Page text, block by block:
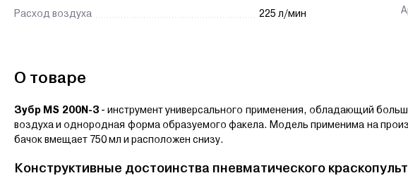
Расход воздуха
225 л/мин
О товаре
Зубр MS 200N-3- инструмент универсального применения, обладающий
воздуха и однородная форма образуемого факела. Модель применима на
бачок вмещает 750 мл и расположен снизу.
Конструктивные достоинства пневматического